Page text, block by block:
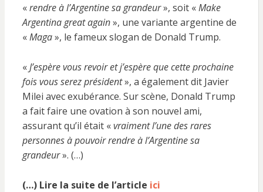
«rendre à l’Argentine sa grandeur», soit «Make
Argentina great again», une variante argentine de
«Maga», le fameux slogan de Donald Trump.
«J’espère vous revoir et j’espère que cette prochaine
fois vous serez président», a également dit Javier
Milei avec exubérance. Sur scène, Donald Trump
a fait faire une ovation à son nouvel ami,
assurant qu’il était «vraiment l’une des rares
personnes à pouvoir rendre à l’Argentine sa
grandeur». (…)
(…) Lire la suite de l’article ici